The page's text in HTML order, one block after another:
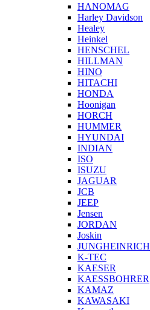
HANOMAG
Harley Davidson
Healey
Heinkel
HENSCHEL
HILLMAN
HINO
HITACHI
HONDA
Hoonigan
HORCH
HUMMER
HYUNDAI
INDIAN
ISO
ISUZU
JAGUAR
JCB
JEEP
Jensen
JORDAN
Joskin
JUNGHEINRICH
K-TEC
KAESER
KAESSBOHRER
KAMAZ
KAWASAKI